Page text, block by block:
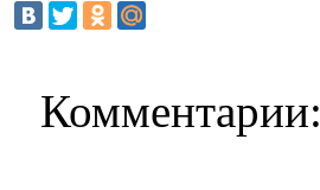
Комментарии: